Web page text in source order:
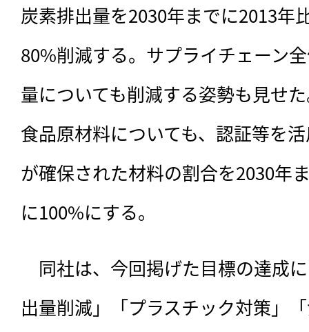
炭素排出量を2030年までに2013年
80%削減する。サプライチェーン
量についても削減する姿勢も見せ
食品原材料についても、認証等を
が確保された材料の割合を2030年
に100%にする。
同社は、今回掲げた目標の達成
出量削減」「プラスチック対策」